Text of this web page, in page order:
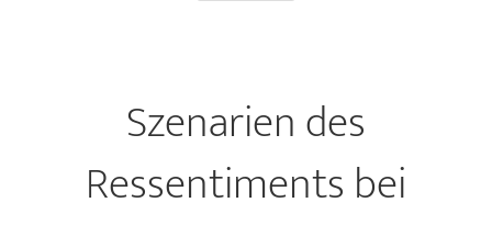
Szenarien des
Ressentiments bei